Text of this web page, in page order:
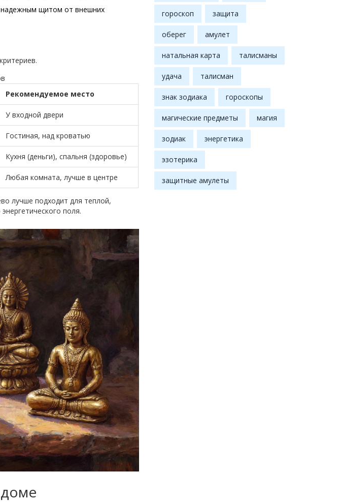
надежным щитом от внешних
Рекомендуемое место
У входной двери
Гостиная, над кроватью
Кухня (деньги), спальня (здоровье)
Любая комната, лучше в центре
лучше подходит для теплой,
поля.
гороскоп защита
оберег амулет
натальная карта талисманы
удача талисман
знак зодиака гороскопы
магические предметы магия
зодиак энергетика
эзотерика
защитные амулеты